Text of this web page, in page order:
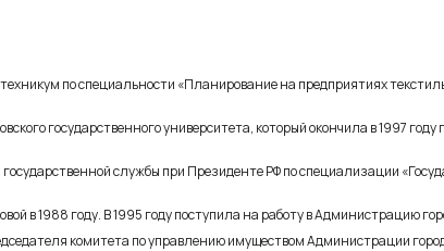
по специальности «Планирование на предприятиях
государственного университета, который окончила в 1997
государственной службы при Президенте РФ по специализации
в 1988 году. В 1995 году поступила на работу в Администрацию
комитета по управлению имуществом Администрации